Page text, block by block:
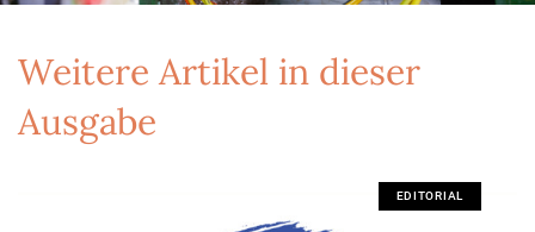
Weitere Artikel in dieser
Ausgabe
EDITORIAL